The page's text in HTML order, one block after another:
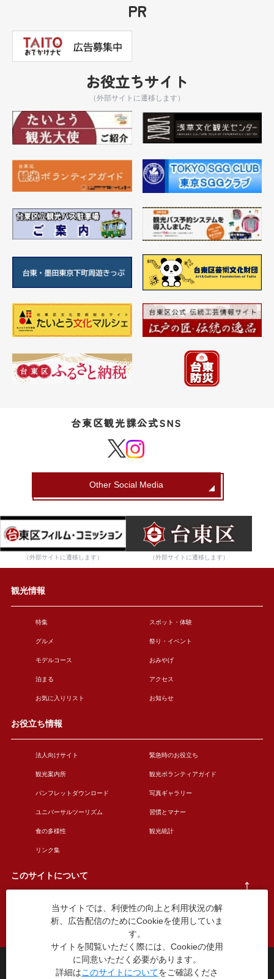
PR
お役立ちサイト
（外部サイトに遷移します）
台東区観光課公式SNS
Other Social Media
（外部サイトに遷移します） （外部サイトに遷移します）
観光情報
特集 スポット・体験
グルメ 祭り・イベント
モデルコース おみやげ
泊まる アクセス
お気に入りリスト お知らせ
お役立ち情報
法人向けサイト 緊急時のお役立ち
観光案内所 観光ボランティアガイド
パンフレットダウンロード 写真ギャラリー
ユニバーサルツーリズム 習慣とマナー
食の多様性 観光統計
リンク集
このサイトについて
このサイトについて 広告掲載について
お問い合わせ
台東区役所観光課
〒110-8615 東京都台東区東上野4丁目5番6号
当サイトでは、利便性の向上と利用状況の解
析、広告配信のためにCookieを使用していま
す。
サイトを閲覧いただく際には、Cookieの使用
に同意いただく必要があります。
詳細はこのサイトについてをご確認くださ